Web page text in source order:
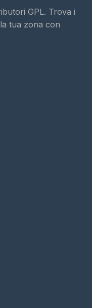
GPL. Trova i
tua zona con